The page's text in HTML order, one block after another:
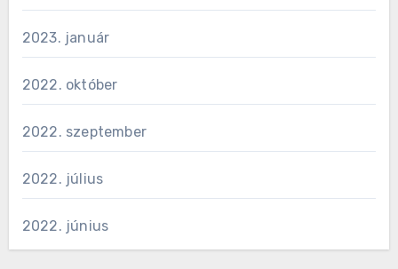
2023. január
2022. október
2022. szeptember
2022. július
2022. június